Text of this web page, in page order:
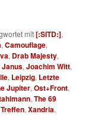
mit[:SITD:],
,Camouflage,
, Drab Majesty,
Janus,Joachim Witt,
, Leipzig, Letzte
Jupiter,Ost+Front,
,The 69
,Xandria,